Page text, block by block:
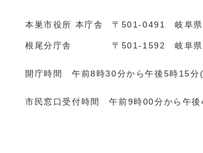
本巣市役所 本庁舎 〒501-0491 岐阜県
根尾分庁舎 〒501-1592 岐阜県
開庁時間 午前8時30分から午後5時15分
市民窓口受付時間 午前9時00分から午後